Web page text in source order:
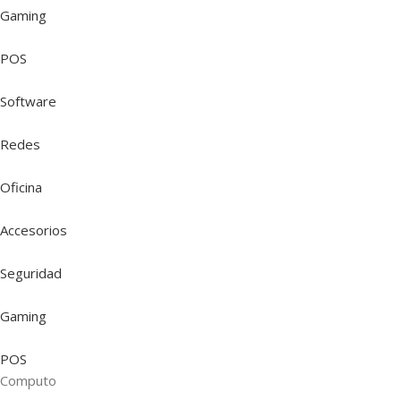
Gaming
POS
Software
Redes
Oficina
Accesorios
Seguridad
Gaming
POS
Computo